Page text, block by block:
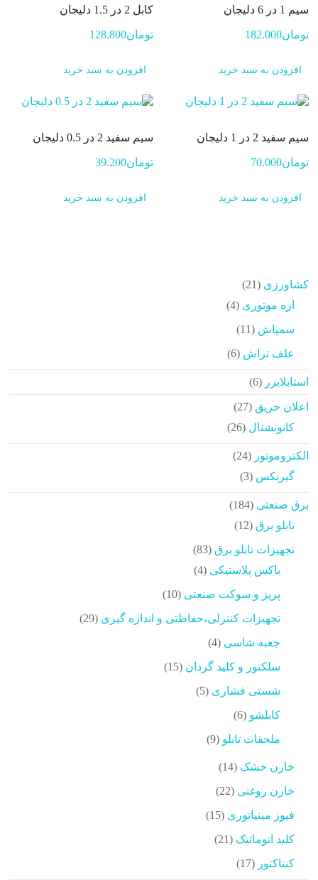
سیم 1 در 6 دلیجان
تومان182.000
افزودن به سبد خرید
کابل 2 در 1.5 دلیجان
تومان128.800
افزودن به سبد خرید
سیم سفید 2 در 1 دلیجان
تومان70.000
افزودن به سبد خرید
سیم سفید 2 در 0.5 دلیجان
تومان39.200
افزودن به سبد خرید
کشاورزی 21
21
محصولات اره موتوری 4
4
سمپاش 11
11
علف تراش 6
6
استابلایزر
6
6
اعلان حریق 27
27
محصولات
کانونشنال 26
26
الکتروموتور
24
24
گیربکس 3
3
برق صنعتی
184
184
تابلو برق 12
12
تجهیزات تابلو برق 83
83
محصولات
باکس پلاستیکی 4
4
پریز و سوکت صنعتی 10
10
محصولات
تجهیزات کنترلی،حفاظتی و اندازه گیری 29
29
جعبه شاسی 4
4
محصولات
سلکتور و کلید گردان 15
15
شستی فشاری 5
5
کابلشو 6
6
محصولات
ملحقات تابلو 9
9
خازن خشک
14
14
خازن روغنی 22
22
فیوز مینیاتوری 15
15
کلید اتوماتیک 21
21
کنتاکتور 17
17